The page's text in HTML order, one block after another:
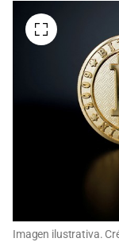
Imagen ilustrativa.